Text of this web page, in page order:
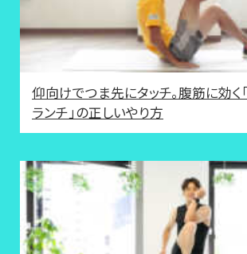
仰向けでつま先にタッチ。腹筋に効く
ランチ」の正しいやり方